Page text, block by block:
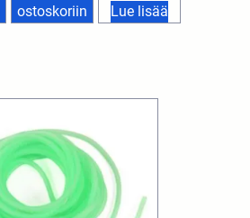
ostoskoriin
Lue lisää